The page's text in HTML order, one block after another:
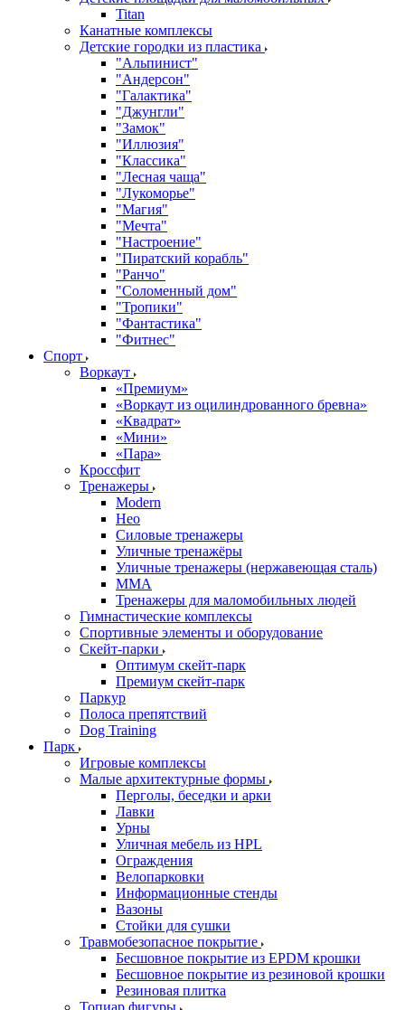
Titan
Канатные комплексы
Детские городки из пластика
"Альпинист"
"Андерсон"
"Галактика"
"Джунгли"
"Замок"
"Иллюзия"
"Классика"
"Лесная чаща"
"Лукоморье"
"Магия"
"Мечта"
"Настроение"
"Пиратский корабль"
"Ранчо"
"Соломенный дом"
"Тропики"
"Фантастика"
"Фитнес"
Спорт
Воркаут
«Премиум»
«Воркаут из оцилиндрованного бревна»
«Квадрат»
«Мини»
«Пара»
Кроссфит
Тренажеры
Modern
Нео
Силовые тренажеры
Уличные тренажёры
Уличные тренажеры (нержавеющая сталь)
ММА
Тренажеры для маломобильных людей
Гимнастические комплексы
Спортивные элементы и оборудование
Скейт-парки
Оптимум скейт-парк
Премиум скейт-парк
Паркур
Полоса препятствий
Dog Training
Парк
Игровые комплексы
Малые архитектурные формы
Перголы, беседки и арки
Лавки
Урны
Уличная мебель из HPL
Ограждения
Велопарковки
Информационные стенды
Вазоны
Стойки для сушки
Травмобезопасное покрытие
Бесшовное покрытие из EPDM крошки
Бесшовное покрытие из резиновой крошки
Резиновая плитка
Топиар фигуры